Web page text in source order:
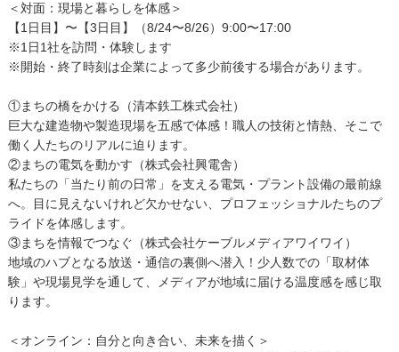
＜対面：現場と暮らしを体感＞
【1日目】〜【3日目】（8/24〜8/26）9:00〜17:00
※1日1社を訪問・体験します
※開始・終了時刻は企業によって多少前後する場合があります。
①まちの橋をかける（清本鉄工株式会社）
巨大な建造物や製造現場を五感で体感！職人の技術と情熱、そこで
働く人たちのリアルに迫ります。
②まちの電気を動かす（株式会社興電舎）
私たちの「当たり前の日常」を支える電気・プラント設備の最前線
へ。目に見えないけれど欠かせない、プロフェッショナルたちのプ
ライドを体感します。
③まちを情報でつなぐ（株式会社ケーブルメディアワイワイ）
地域のハブとなる放送・通信の裏側へ潜入！少人数での「取材体
験」や現場見学を通して、メディアが地域に届ける温度感を感じ取
ります。
＜オンライン：自分と向き合い、未来を描く＞